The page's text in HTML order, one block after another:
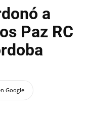
a
Paz RC
Google